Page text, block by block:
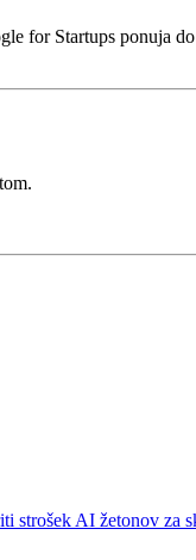
for Startups ponuja
strošek AI žetonov za